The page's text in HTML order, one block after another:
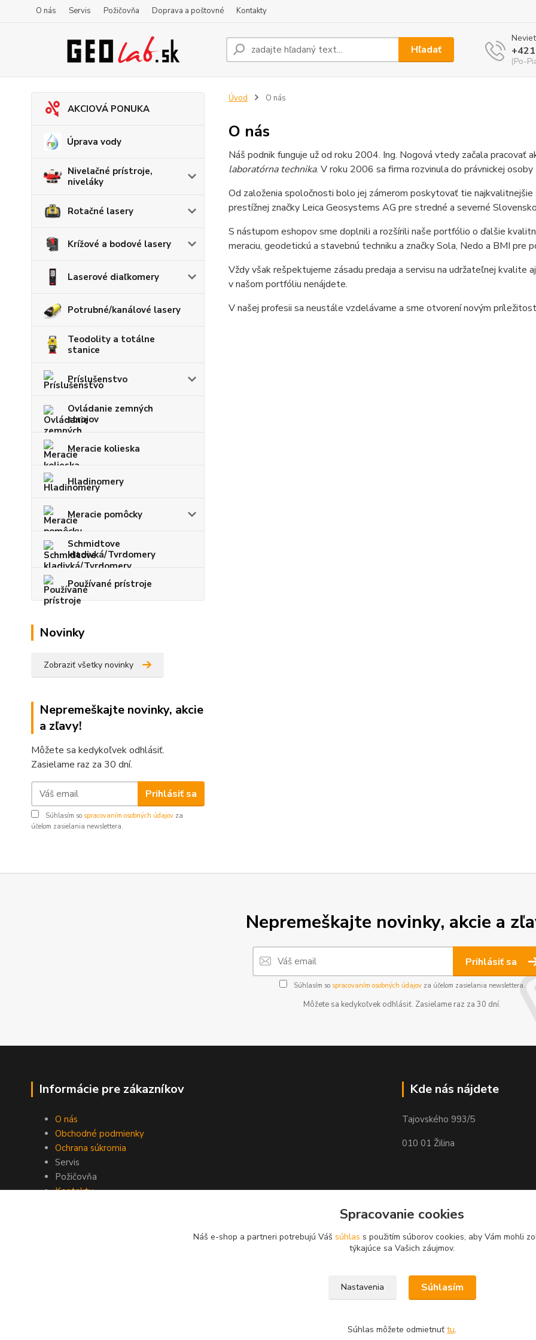
O nás Servis Požičovňa Doprava a poštovné Kontakty
Hľadať
(Po-
AKCIOVÁ PONUKA
Úprava vody
Nivelačné prístroje,
niveláky
Rotačné lasery
Krížové a bodové lasery
Laserové diaľkomery
Potrubné/kanálové lasery
Teodolity a totálne
stanice
Príslušenstvo
Ovládanie zemných
strojov
Meracie kolieska
Hladinomery
Meracie pomôcky
Schmidtove
kladivká/Tvrdomery
Používané prístroje
Novinky
Zobraziť všetky novinky
Nepremeškajte novinky, akcie
a zľavy!
Môžete sa kedykoľvek odhlásiť.
Zasielame raz za 30 dní.
Prihlásiť sa
Súhlasím so spracovaním osobných údajov za
účelom zasielania newslettera.
Úvod O nás
O nás
Náš podnik funguje už od roku 2004. Ing. Nogová vtedy začala pracovať
laboratórna technika. V roku 2006 sa firma rozvinula do právnickej osoby
Od založenia spoločnosti bolo jej zámerom poskytovať tie
prestížnej značky Leica Geosystems AG pre stredné a severné
S nástupom eshopov sme doplnili a rozšírili naše portfólio o ďalšie
meraciu, geodetickú a stavebnú techniku a značky Sola, Nedo a BMI pre
Vždy však rešpektujeme zásadu predaja a servisu na udržateľnej kvalite
v našom portfóliu nenájdete.
V našej profesii sa neustále vzdelávame a sme otvorení novým
Nepremeškajte novinky, akcie a
Prihlásiť sa
Súhlasím so spracovaním osobných údajovza účelom zasielania newslettera.
Môžete sa kedykoľvek odhlásiť. Zasielame raz za 30 dní.
Informácie pre zákazníkov
O nás
Obchodné podmienky
Ochrana súkromia
Servis
Požičovňa
Kontakty
Kde nás nájdete
Tajovského 993/5
010 01 Žilina
Spracovanie cookies
Náš e-shop a partneri potrebujú Váš súhlas s použitím súborov cookies, aby Vám mohli
týkajúce sa Vašich záujmov.
Nastavenia Súhlasím
Súhlas môžete odmietnuť tu.